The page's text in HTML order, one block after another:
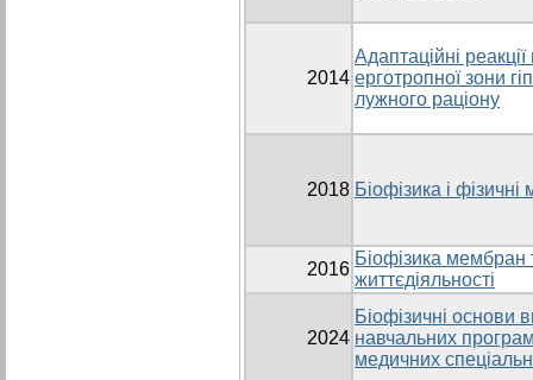
2014
Адаптаційні
ерготропної зони
лужного раціону
2018 Біофізика і фізичні
2016
Біофізика мембран
життєдіяльності
2024
Біофізичні основи
навчальних
медичних